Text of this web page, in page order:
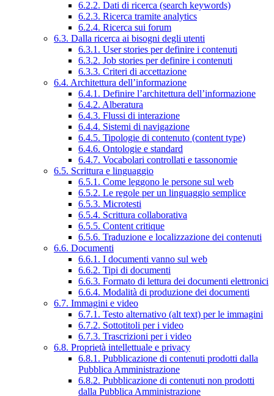
6.2.2. Dati di ricerca (search keywords)
6.2.3. Ricerca tramite analytics
6.2.4. Ricerca sui forum
6.3. Dalla ricerca ai bisogni degli utenti
6.3.1. User stories per definire i contenuti
6.3.2. Job stories per definire i contenuti
6.3.3. Criteri di accettazione
6.4. Architettura dell’informazione
6.4.1. Definire l’architettura dell’informazione
6.4.2. Alberatura
6.4.3. Flussi di interazione
6.4.4. Sistemi di navigazione
6.4.5. Tipologie di contenuto (content type)
6.4.6. Ontologie e standard
6.4.7. Vocabolari controllati e tassonomie
6.5. Scrittura e linguaggio
6.5.1. Come leggono le persone sul web
6.5.2. Le regole per un linguaggio semplice
6.5.3. Microtesti
6.5.4. Scrittura collaborativa
6.5.5. Content critique
6.5.6. Traduzione e localizzazione dei contenuti
6.6. Documenti
6.6.1. I documenti vanno sul web
6.6.2. Tipi di documenti
6.6.3. Formato di lettura dei documenti elettronici
6.6.4. Modalità di produzione dei documenti
6.7. Immagini e video
6.7.1. Testo alternativo (alt text) per le immagini
6.7.2. Sottotitoli per i video
6.7.3. Trascrizioni per i video
6.8. Proprietà intellettuale e privacy
6.8.1. Pubblicazione di contenuti prodotti dalla
Pubblica Amministrazione
6.8.2. Pubblicazione di contenuti non prodotti
dalla Pubblica Amministrazione